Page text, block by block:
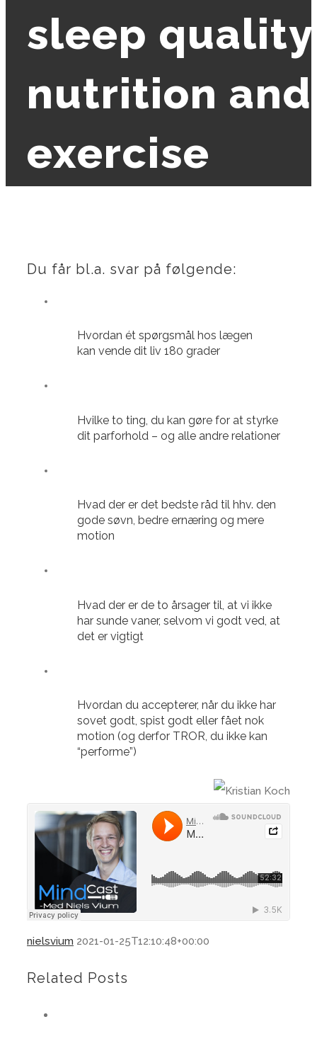
sleep
nutrition and
exercise
Du får bl.a. svar på følgende:
Hvordan ét spørgsmål hos lægen
kan vende dit liv 180 grader
Hvilke to ting, du kan gøre for at styrke
dit parforhold – og alle andre relationer
Hvad der er det bedste råd til hhv. den
gode søvn, bedre ernæring og mere
motion
Hvad der er de to årsager til, at vi ikke
har sunde vaner, selvom vi godt ved, at
det er vigtigt
Hvordan du accepterer, når du ikke har
sovet godt, spist godt eller fået nok
motion (og derfor TROR, du ikke kan
“performe”)
nielsvium 2021-01-25T12:10:48+00:00
Related Posts